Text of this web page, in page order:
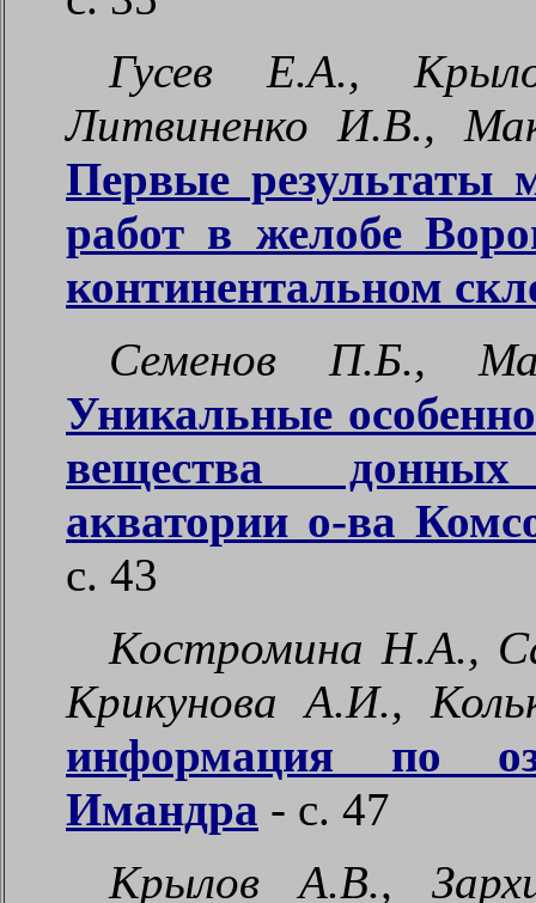
Гусев Е.А.,
Литвиненко И.В.,
Первые результаты
работ в желобе
континентальном
Семенов П.Б.,
Уникальные
вещества
акватории о-ва
с. 43
Костромина Н.А.,
Крикунова А.И.,
информация по
Имандра - с. 47
Крылов А.В.,